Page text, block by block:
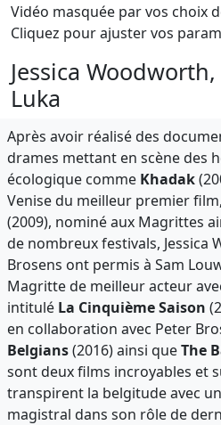
Vidéo masquée par vos choix
Cliquez pour ajuster vos
Jessica
Luka
Après avoir réalisé des
drames mettant en scène des
écologique comme Khadak
Venise du meilleur premier
(2009), nominé aux Magrittes
de nombreux festivals, Jessica
Brosens ont permis à Sam
Magritte de meilleur acteur
intitulé La Cinquième Saison
en collaboration avec Peter
Belgians(2016) ainsi queThe
sont deux films incroyables et
transpirent la belgitude avec
magistral dans son rôle de